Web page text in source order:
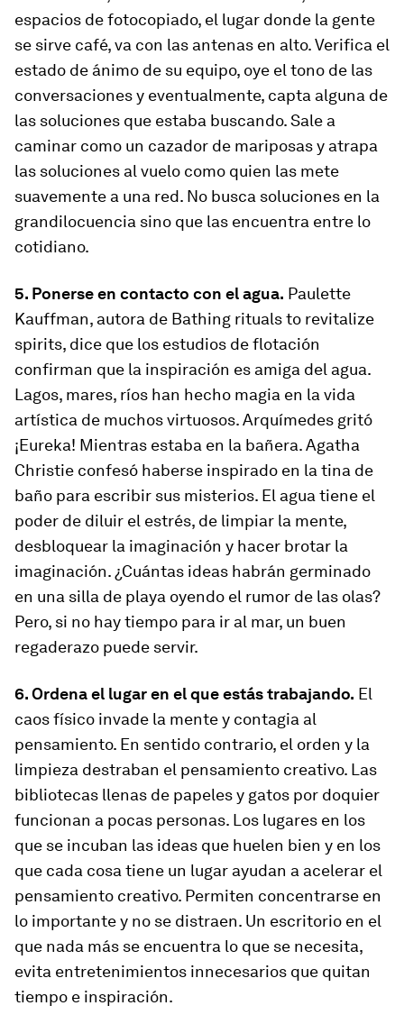
espacios de fotocopiado, el lugar donde la gente
se sirve café, va con las antenas en alto. Verifica el
estado de ánimo de su equipo, oye el tono de las
conversaciones y eventualmente, capta alguna de
las soluciones que estaba buscando. Sale a
caminar como un cazador de mariposas y atrapa
las soluciones al vuelo como quien las mete
suavemente a una red. No busca soluciones en la
grandilocuencia sino que las encuentra entre lo
cotidiano.
5. Ponerse en contacto con el agua. Paulette
Kauffman, autora de Bathing rituals to revitalize
spirits, dice que los estudios de flotación
confirman que la inspiración es amiga del agua.
Lagos, mares, ríos han hecho magia en la vida
artística de muchos virtuosos. Arquímedes gritó
¡Eureka! Mientras estaba en la bañera. Agatha
Christie confesó haberse inspirado en la tina de
baño para escribir sus misterios. El agua tiene el
poder de diluir el estrés, de limpiar la mente,
desbloquear la imaginación y hacer brotar la
imaginación. ¿Cuántas ideas habrán germinado
en una silla de playa oyendo el rumor de las olas?
Pero, si no hay tiempo para ir al mar, un buen
regaderazo puede servir.
6. Ordena el lugar en el que estás trabajando. El
caos físico invade la mente y contagia al
pensamiento. En sentido contrario, el orden y la
limpieza destraban el pensamiento creativo. Las
bibliotecas llenas de papeles y gatos por doquier
funcionan a pocas personas. Los lugares en los
que se incuban las ideas que huelen bien y en los
que cada cosa tiene un lugar ayudan a acelerar el
pensamiento creativo. Permiten concentrarse en
lo importante y no se distraen. Un escritorio en el
que nada más se encuentra lo que se necesita,
evita entretenimientos innecesarios que quitan
tiempo e inspiración.